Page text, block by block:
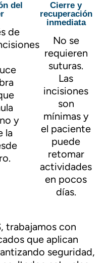
del
de
y
la
Cierre y
recuperación
inmediata
No se
requieren
suturas.
Las
incisiones
son
mínimas y
el paciente
puede
retomar
actividades
en pocos
días.
trabajamos con
que aplican
seguridad,